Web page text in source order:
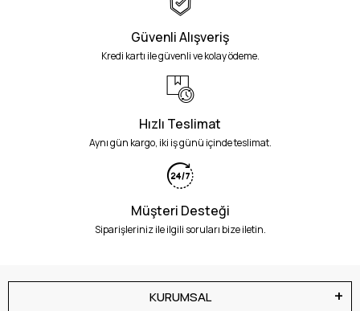
Güvenli Alışveriş
Kredi kartı ile güvenli ve kolay ödeme.
Hızlı Teslimat
Aynı gün kargo, iki iş günü içinde teslimat.
Müşteri Desteği
Siparişleriniz ile ilgili soruları bize iletin.
KURUMSAL